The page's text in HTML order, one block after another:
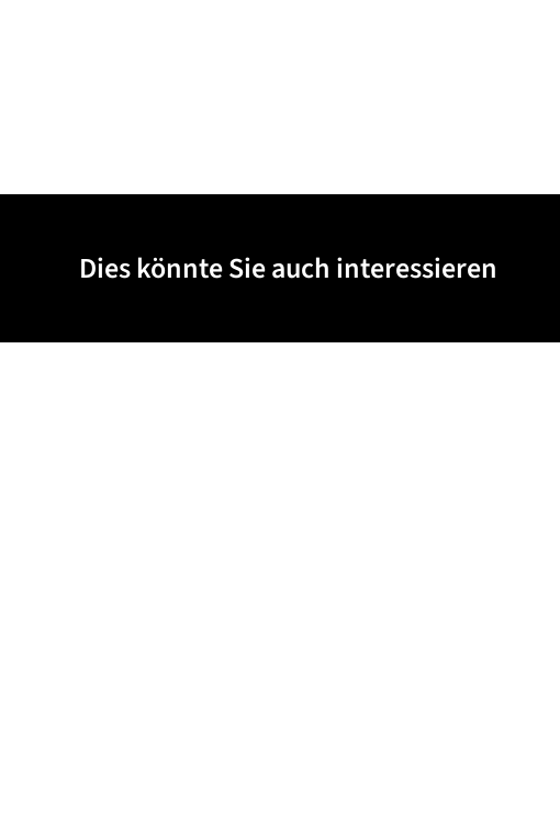
Dies könnte Sie auch interessieren